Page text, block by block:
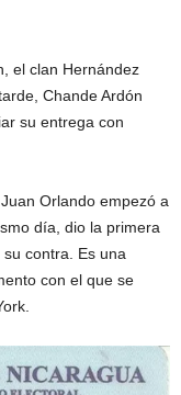
el clan Hernández
Chande Ardón
su entrega con
Orlando empezó a
día, dio la primera
contra. Es una
con el que se